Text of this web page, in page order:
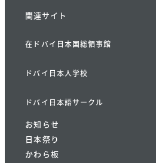
関連サイト
在ドバイ日本国総領事館
ドバイ日本人学校
ドバイ日本語サークル
お知らせ
日本祭り
かわら板